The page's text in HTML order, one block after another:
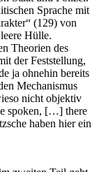
Sprache mit
(129) von
Hülle.
Theorien des
der Feststellung,
ja ohnehin bereits
Mechanismus
nicht objektiv
spoken, […] there
haben hier ein